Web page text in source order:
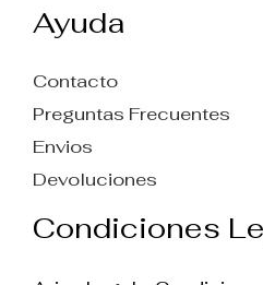
Ayuda
Contacto
Preguntas Frecuentes
Envios
Devoluciones
Condiciones